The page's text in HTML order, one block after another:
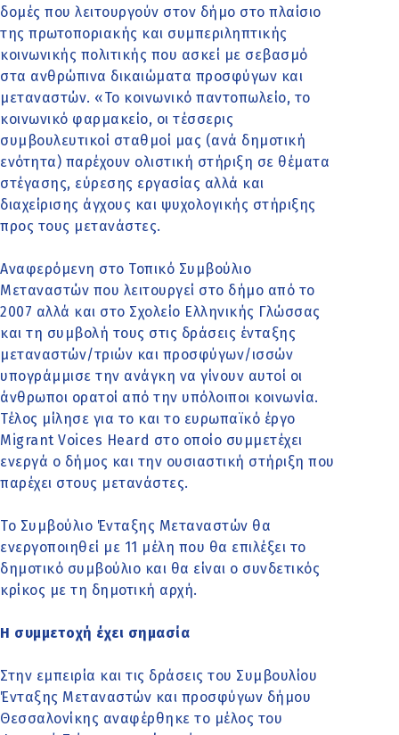
δομές που λειτουργούν στον δήμο στο πλαίσιο
της πρωτοποριακής και συμπεριληπτικής
κοινωνικής πολιτικής που ασκεί με σεβασμό
στα ανθρώπινα δικαιώματα προσφύγων και
μεταναστών. «Το κοινωνικό παντοπωλείο, το
κοινωνικό φαρμακείο, οι τέσσερις
συμβουλευτικοί σταθμοί μας (ανά δημοτική
ενότητα) παρέχουν ολιστική στήριξη σε θέματα
στέγασης, εύρεσης εργασίας αλλά και
διαχείρισης άγχους και ψυχολογικής στήριξης
προς τους μετανάστες.
Αναφερόμενη στο Τοπικό Συμβούλιο
Μεταναστών που λειτουργεί στο δήμο από το
2007 αλλά και στο Σχολείο Ελληνικής Γλώσσας
και τη συμβολή τους στις δράσεις ένταξης
μεταναστών/τριών και προσφύγων/ισσών
υπογράμμισε την ανάγκη να γίνουν αυτοί οι
άνθρωποι ορατοί από την υπόλοιποι κοινωνία.
Τέλος μίλησε για το και το ευρωπαϊκό έργο
Migrant Voices Heard στο οποίο συμμετέχει
ενεργά ο δήμος και την ουσιαστική στήριξη που
παρέχει στους μετανάστες.
Το Συμβούλιο Ένταξης Μεταναστών θα
ενεργοποιηθεί με 11 μέλη που θα επιλέξει το
δημοτικό συμβούλιο και θα είναι ο συνδετικός
κρίκος με τη δημοτική αρχή.
Η συμμετοχή έχει σημασία
Στην εμπειρία και τις δράσεις του Συμβουλίου
Ένταξης Μεταναστών και προσφύγων δήμου
Θεσσαλονίκης αναφέρθηκε το μέλος του